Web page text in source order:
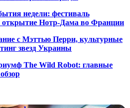
недели: фестиваль
открытие Нотр-Дама во Франции
с Мэттью Перри, культурные
звезд Украины
The Wild Robot: главные